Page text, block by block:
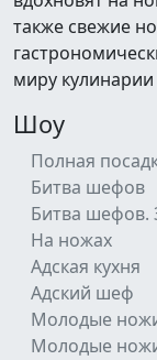
также свежие
миру
Шоу
Полная
Битва шефов
Битва шефов.
На ножах
Адская кухня
Адский шеф
Молодые
Молодые